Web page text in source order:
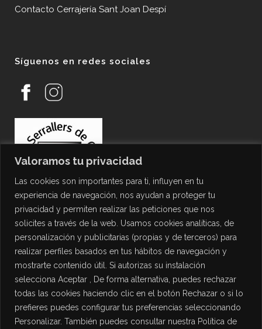
Valoramos tu privacidad
Las cookies son importantes para ti, influyen en tu
experiencia de navegación, nos ayudan a proteger tu
privacidad y permiten realizar las peticiones que nos
solicites a través de la web. Usamos cookies analíticas, de
personalización y publicitarias (propias y de terceros) para
realizar perfiles basados en tus hábitos de navegación y
mostrarte contenido útil. Si autorizas su instalación
selecciona Aceptar , De forma alternativa, puedes rechazar
todas las cookies haciendo clic en el botón Rechazar o si lo
prefieres puedes configurar tus preferencias seleccionando
Personalizar. También puedes consultar nuestra Política de
Contacto Cerrajería Sant Joan Despí
Síguenos en redes sociales
PROTECCIÓN DE DATOS
Política de Privacidad
Política de Cookies
Aviso Legal